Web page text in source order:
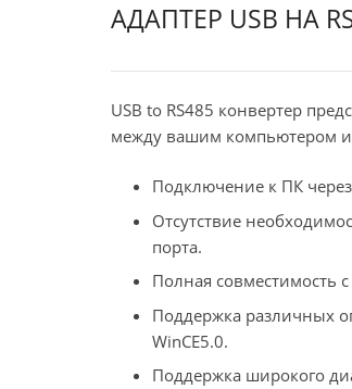
АДАПТЕР USB НА
USB to RS485 конвертер
между вашим компьютером и
Подключение к ПК через
Отсутствие
порта.
Полная совместимость
Поддержка различных
WinCE5.0.
Поддержка широкого